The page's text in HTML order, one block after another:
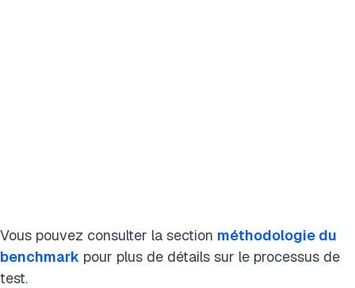
Vous pouvez consulter la section méthodologie du
benchmark pour plus de détails sur le processus de
test.